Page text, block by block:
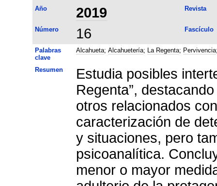
Año 2019 Revista
Número 16 Fascículo
Palabras
clave
Alcahueta; Alcahuetería; La Regenta; Pervivencia
Resumen
Estudia posibles
Regenta”,
otros relacionados
caracterización de
y situaciones, pero
psicoanalítica.
menor o mayor